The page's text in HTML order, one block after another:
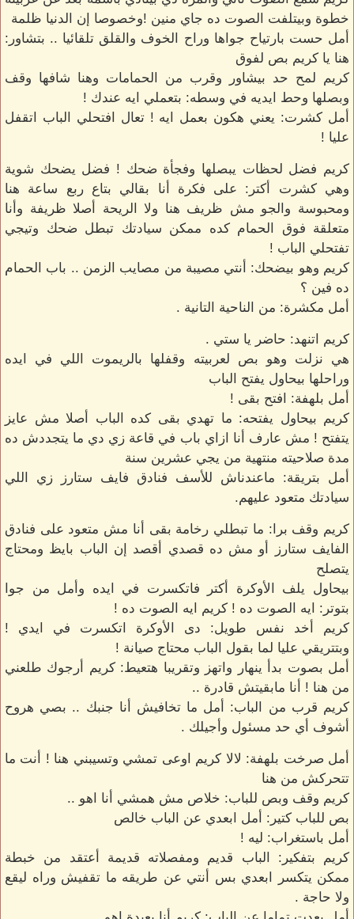
خطوة وبيتلفت الصوت ده جاي منين !وخصوصا إن الدنيا ظلمة
أمل حست بارتياح جواها وراح الخوف والقلق تلقائيا .. بتشاور:
هنا يا كريم بص لفوق
كريم لمح حد بيشاور وقرب من الحمامات وهنا شافها وقف
وبصلها وحط ايديه في وسطه: بتعملي ايه عندك !
أمل كشرت: يعني هكون بعمل ايه ! تعال افتحلي الباب اتقفل
عليا !
كريم فضل لحظات يبصلها وفجأة ضحك ! فضل يضحك شوية
وهي كشرت أكتر: على فكرة أنا بقالي بتاع ربع ساعة هنا
ومحبوسة والجو مش ظريف هنا ولا الريحة أصلا ظريفة وأنا
متعلقة فوق الحمام كده ممكن سيادتك تبطل ضحك وتيجي
تفتحلي الباب !
كريم وهو بيضحك: أنتي مصيبة من مصايب الزمن .. باب الحمام
ده فين ؟
أمل مكشرة: من الناحية التانية .
كريم اتنهد: حاضر يا ستي .
هي نزلت وهو بص لعربيته وقفلها بالريموت اللي في ايده
وراحلها بيحاول يفتح الباب
أمل بلهفة: افتح بقى !
كريم بيحاول يفتحه: ما تهدي بقى كده الباب أصلا مش عايز
يتفتح ! مش عارف أنا ازاي باب في قاعة زي دي ما يتجددش ده
مدة صلاحيته منتهية من يجي عشرين سنة
أمل بتريقة: ماعندناش للأسف فنادق فايف ستارز زي اللي
سيادتك متعود عليهم.
كريم وقف برا: ما تبطلي رخامة بقى أنا مش متعود على فنادق
الفايف ستارز أو مش ده قصدي أقصد إن الباب بايظ ومحتاج
يتصلح
بيحاول يلف الأوكرة أكتر فاتكسرت في ايده وأمل من جوا
بتوتر: ايه الصوت ده ! كريم ايه الصوت ده !
كريم أخد نفس طويل: دى الأوكرة اتكسرت في ايدي !
وبتتريقي عليا لما بقول الباب محتاج صيانة !
أمل بصوت بدأ ينهار واتهز وتقريبا هتعيط: كريم أرجوك طلعني
من هنا ! أنا مابقيتش قادرة ..
كريم قرب من الباب: أمل ما تخافيش أنا جنبك .. بصي هروح
أشوف أي حد مسئول وأجيلك .
أمل صرخت بلهفة: لالا كريم اوعى تمشي وتسيبني هنا ! أنت ما
تتحركش من هنا
كريم وقف وبص للباب: خلاص مش همشي أنا اهو ..
بص للباب كتير: أمل ابعدي عن الباب خالص
أمل باستغراب: ليه !
كريم بتفكير: الباب قديم ومفصلاته قديمة أعتقد من خبطة
ممكن يتكسر ابعدي بس أنتي عن طريقه ما تقفيش وراه ليقع
ولا حاجة .